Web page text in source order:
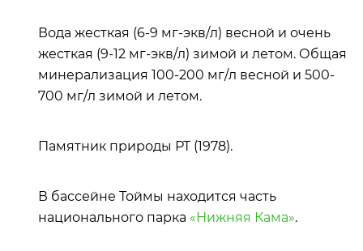
Вода жесткая (6-9 мг-экв/л) весной и очень
жесткая (9-12 мг-экв/л) зимой и летом. Общая
минерализация 100-200 мг/л весной и 500-
700 мг/л зимой и летом.
Памятник природы РТ (1978).
В бассейне Тоймы находится часть
национального парка «Нижняя Кама».